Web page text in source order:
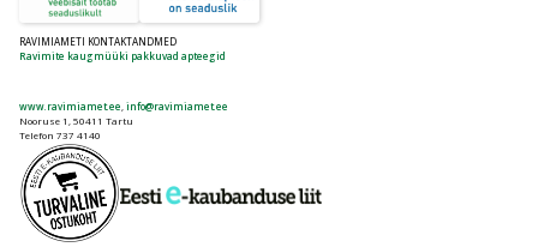
RAVIMIAMETI KONTAKTANDMED
Ravimite kaugmüüki pakkuvad apteegid
www.ravimiamet.ee info@ravimiamet.ee
Nooruse 1, 50411 Tartu
Telefon 737 4140